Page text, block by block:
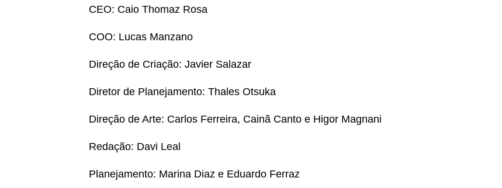
CEO: Caio Thomaz Rosa
COO: Lucas Manzano
Direção de Criação: Javier Salazar
Diretor de Planejamento: Thales Otsuka
Direção de Arte: Carlos Ferreira, Cainã Canto e Higor Magnani
Redação: Davi Leal
Planejamento: Marina Diaz e Eduardo Ferraz